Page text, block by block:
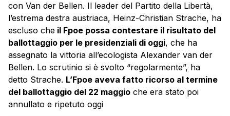
con Van der Bellen. Il leader del Partito della Libertà,
l’estrema destra austriaca, Heinz-Christian Strache, ha
escluso che il Fpoe possa contestare il risultato del
ballottaggio per le presidenziali di oggi, che ha
assegnato la vittoria all’ecologista Alexander van der
Bellen. Lo scrutinio si è svolto “regolarmente”, ha
detto Strache. L’Fpoe aveva fatto ricorso al termine
del ballottaggio del 22 maggio che era stato poi
annullato e ripetuto oggi